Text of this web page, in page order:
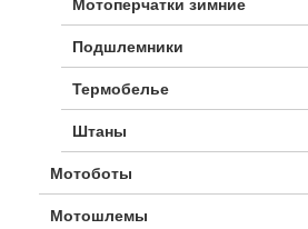
Мотоперчатки зимние
Подшлемники
Термобелье
Штаны
Мотоботы
Мотошлемы